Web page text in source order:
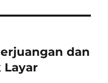
dan
Layar